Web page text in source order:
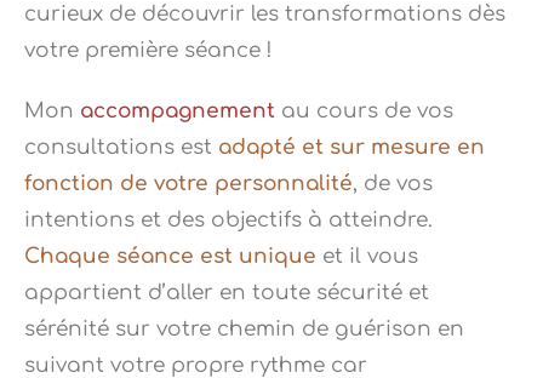
curieux de découvrir les transformations dès
votre première séance !
Mon accompagnement au cours de vos
consultations est adapté et sur mesure en
fonction de votre personnalité, de vos
intentions et des objectifs à atteindre.
Chaque séance est unique et il vous
appartient d’aller en toute sécurité et
sérénité sur votre chemin de guérison en
suivant votre propre rythme car